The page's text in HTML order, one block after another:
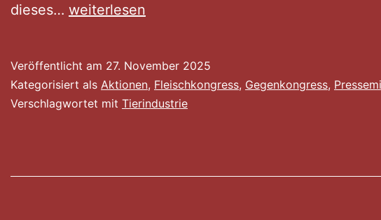
dieses… Mit
GEGENkongress
gegen
Fleischkongress
weiterlesen
Veröffentlicht am 27. November 2025
Kategorisiert als Aktionen, Fleischkongress, Gegenkongress,
Verschlagwortet mit Tierindustrie